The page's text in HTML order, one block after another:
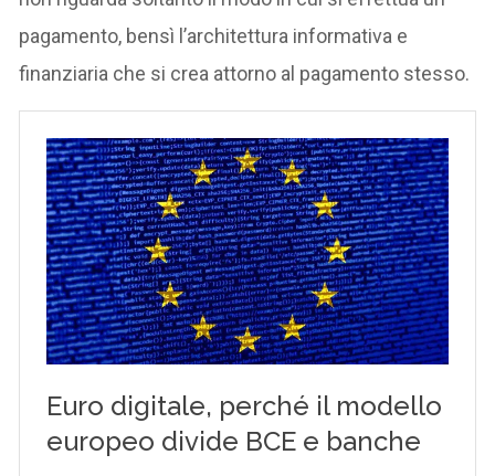
pagamento, bensì l’architettura informativa e
finanziaria che si crea attorno al pagamento stesso.